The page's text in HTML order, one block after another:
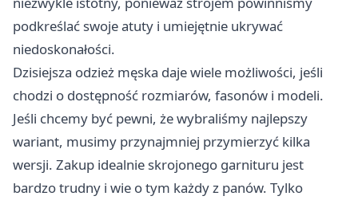
podkreślać swoje atuty i umiejętnie ukrywać
niedoskonałości.
Dzisiejsza odzież męska daje wiele możliwości, jeśli
chodzi o dostępność rozmiarów, fasonów i modeli.
Jeśli chcemy być pewni, że wybraliśmy najlepszy
wariant, musimy przynajmniej przymierzyć kilka
wersji. Zakup idealnie skrojonego garnituru jest
bardzo trudny i wie o tym każdy z panów. Tylko